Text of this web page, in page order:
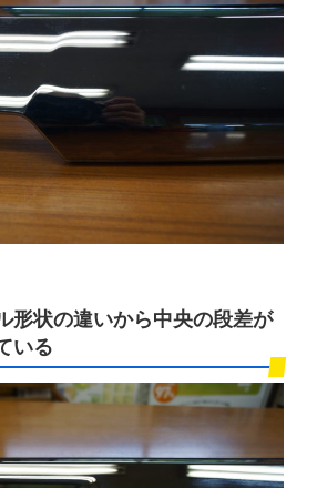
形状の違いから中央の段差が
いる